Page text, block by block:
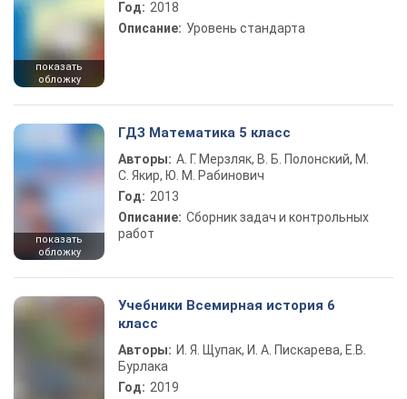
показать
обложку
Год: 2018
Описание: Уровень стандарта
показать
обложку
ГДЗ Математика 5 класс
Авторы: А. Г. Мерзляк, В. Б. Полонский, М.
С. Якир, Ю. М. Рабинович
Год: 2013
Описание: Сборник задач и контрольных
работ
Учебники Всемирная история 6
класс
Авторы: И. Я. Щупак, И. А. Пискарева, Е.В.
Бурлака
Год: 2019